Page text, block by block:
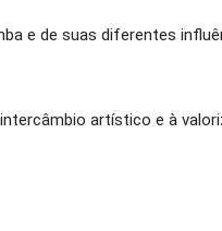
e de suas diferentes
artístico e à